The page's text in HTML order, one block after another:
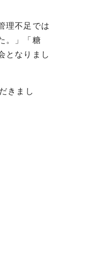
理不足では
。」「糖
となりまし
きまし